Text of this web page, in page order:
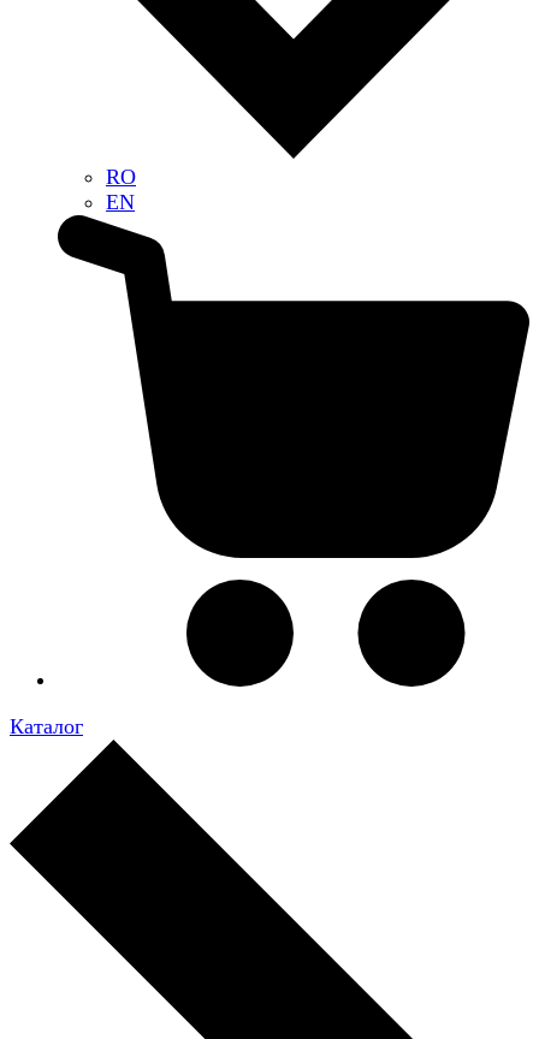
RO
EN
Каталог